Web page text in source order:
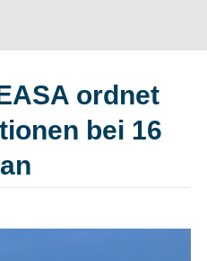
& Aboordnet
bei 16